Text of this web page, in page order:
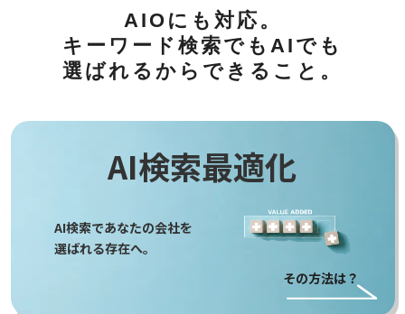
AIOにも対応。
キーワード検索でもAIでも
選ばれるからできること。
AI検索最適化
AI検索であなたの会社を
選ばれる存在へ。
その方法は？